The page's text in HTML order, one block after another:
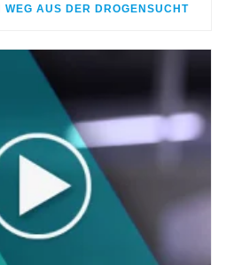
WEG AUS DER DROGENSUCHT